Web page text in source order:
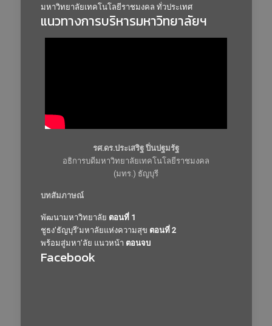
มหาวิทยาลัยเทคโนโลยีราชมงคล ทั่วประเทศ
แนวทางการบริหารมหาวิทยาลัยฯ
รศ.ดร.ประเสริฐ ปิ่นปฐมรัฐ
อธิการบดีมหาวิทยาลัยเทคโนโลยีราชมงคล
(มทร.) ธัญบุรี
บทสัมภาษณ์
พัฒนามหาวิทยาลัย ตอนที่ 1
ชูธง’ธัญบุรี’มหาลัยแห่งความสุข ตอนที่ 2
พร้อมสู่มหา’ลัย แนวหน้า ตอนจบ
Facebook